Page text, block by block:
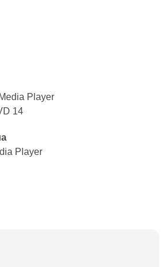
Player
14
Player